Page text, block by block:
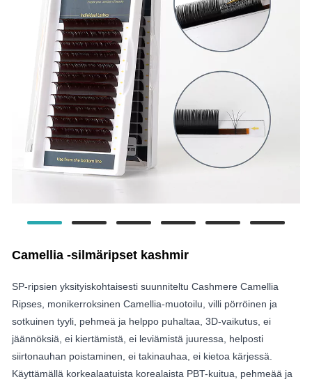
Camellia -silmäripset kashmir
SP-ripsien yksityiskohtaisesti suunniteltu Cashmere Camellia
Ripses, monikerroksinen Camellia-muotoilu, villi pörröinen ja
sotkuinen tyyli, pehmeä ja helppo puhaltaa, 3D-vaikutus, ei
jäännöksiä, ei kiertämistä, ei leviämistä juuressa, helposti
siirtonauhan poistaminen, ei takinauhaa, ei kietoa kärjessä.
Käyttämällä korkealaatuista korealaista PBT-kuitua, pehmeää ja